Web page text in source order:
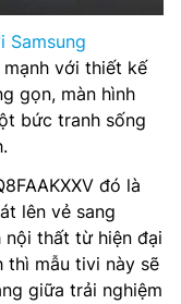
Samsung
với thiết kế
gọn, màn hình
bức tranh sống
đó là
lên vẻ sang
thất từ hiện đại
thì mẫu tivi này sẽ
giữa trải nghiệm